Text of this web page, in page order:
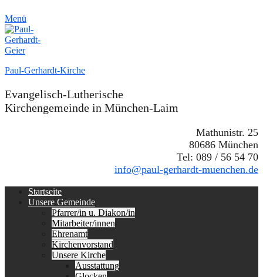
Menü
Paul-Gerhardt-Kirche
Evangelisch-Lutherische
Kirchengemeinde in München-Laim
Mathunistr. 25
80686 München
Tel: 089 / 56 54 70
info@paul-gerhardt-muenchen.de
Erstes
Menü
Startseite
Unsere Gemeinde
Pfarrer/in u. Diakon/in
Mitarbeiter/innen
Ehrenamt
Kirchenvorstand
Unsere Kirche
Ausstattung